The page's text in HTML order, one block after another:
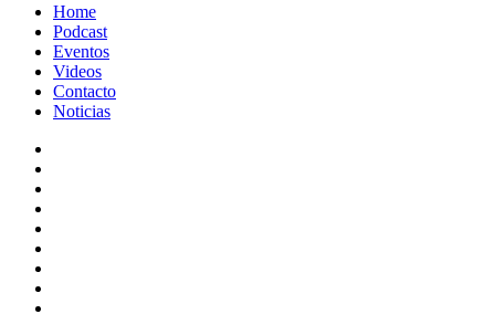
Home
Podcast
Eventos
Videos
Contacto
Noticias